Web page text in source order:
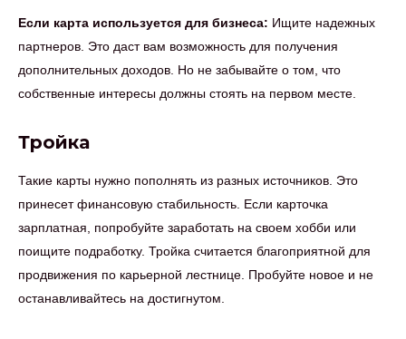
Если карта используется для бизнеса: Ищите надежных
партнеров. Это даст вам возможность для получения
дополнительных доходов. Но не забывайте о том, что
собственные интересы должны стоять на первом месте.
Тройка
Такие карты нужно пополнять из разных источников. Это
принесет финансовую стабильность. Если карточка
зарплатная, попробуйте заработать на своем хобби или
поищите подработку. Тройка считается благоприятной для
продвижения по карьерной лестнице. Пробуйте новое и не
останавливайтесь на достигнутом.